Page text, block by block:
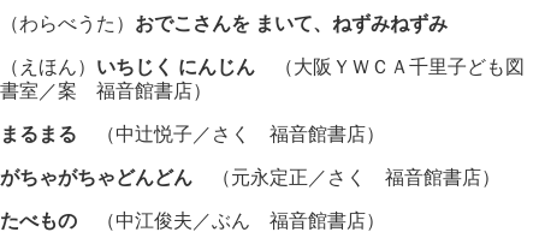
（わらべうた） おでこさんを まいて、ねずみねずみ
（えほん） いちじく にんじん （大阪ＹＷＣＡ千里子ども図
書室／案 福音館書店）
まるまる （中辻悦子／さく 福音館書店）
がちゃがちゃどんどん （元永定正／さく 福音館書店）
たべもの （中江俊夫／ぶん 福音館書店）